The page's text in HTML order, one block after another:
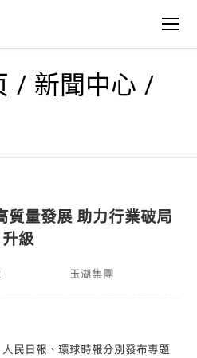
/ 新聞中心 /
質量發展 助力行業破局
升級
玉湖集團
民日報、環球時報分別發布專題